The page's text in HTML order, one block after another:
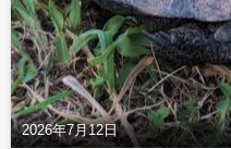
2026年7月12日